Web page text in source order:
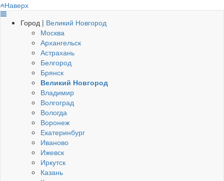
Наверх
Город | Великий Новгород
Москва
Архангельск
Астрахань
Белгород
Брянск
Великий Новгород
Владимир
Волгоград
Вологда
Воронеж
Екатеринбург
Иваново
Ижевск
Иркутск
Казань